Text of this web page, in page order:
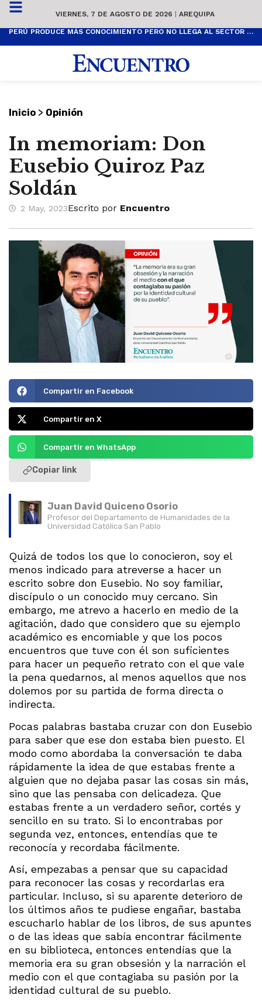
VIERNES, 7 DE AGOSTO DE 2026 | AREQUIPA
PERÚ PRODUCE MÁS CONOCIMIENTO PERO NO LLEGA AL SECTOR PRODUCTIVO
Inicio > Opinión
In memoriam: Don
Eusebio Quiroz Paz
Soldán
2 May, 2023Escrito por Encuentro
Compartir en Facebook
Compartir en X
Compartir en WhatsApp
Copiar link
Juan David Quiceno Osorio
Profesor del Departamento de Humanidades de la
Universidad Católica San Pablo
Quizá de todos los que lo conocieron, soy el
menos indicado para atreverse a hacer un
escrito sobre don Eusebio. No soy familiar,
discípulo o un conocido muy cercano. Sin
embargo, me atrevo a hacerlo en medio de la
agitación, dado que considero que su ejemplo
académico es encomiable y que los pocos
encuentros que tuve con él son suficientes
para hacer un pequeño retrato con el que vale
la pena quedarnos, al menos aquellos que nos
dolemos por su partida de forma directa o
indirecta.
Pocas palabras bastaba cruzar con don Eusebio
para saber que ese don estaba bien puesto. El
modo como abordaba la conversación te daba
rápidamente la idea de que estabas frente a
alguien que no dejaba pasar las cosas sin más,
sino que las pensaba con delicadeza. Que
estabas frente a un verdadero señor, cortés y
sencillo en su trato. Si lo encontrabas por
segunda vez, entonces, entendías que te
reconocía y recordaba fácilmente.
Así, empezabas a pensar que su capacidad
para reconocer las cosas y recordarlas era
particular. Incluso, si su aparente deterioro de
los últimos años te pudiese engañar, bastaba
escucharlo hablar de los libros, de sus apuntes
o de las ideas que sabía encontrar fácilmente
en su biblioteca, entonces entendías que la
memoria era su gran obsesión y la narración el
medio con el que contagiaba su pasión por la
identidad cultural de su pueblo.